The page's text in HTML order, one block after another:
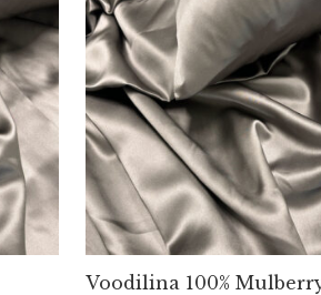
Voodilina 100%